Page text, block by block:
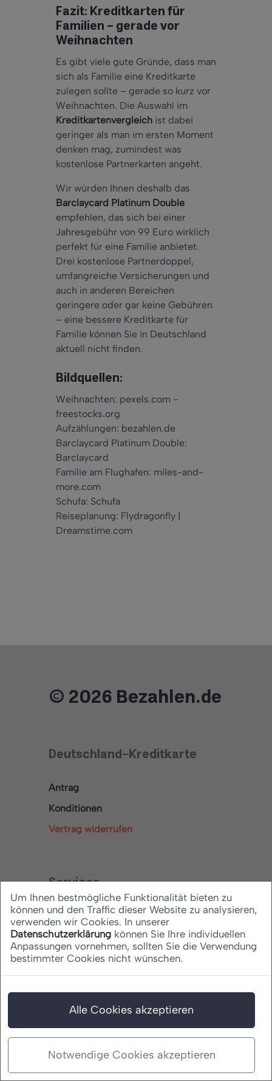
Fazit: Kreditkarten für
Familien – gerade vor
Weihnachten
Es gibt viele gute Gründe, dass man
sich als Familie eine Kreditkarte
zulegen sollte – gerade so kurz vor
Weihnachten. Die Auswahl im
Kreditkartenvergleich ist dabei
geringer als man im ersten Moment
denken mag, zumindest was
kostenlose Partnerkarten angeht.
Wir würden Ihnen deshalb das
Barclaycard Platinum Double
empfehlen, das sich bei einer
Jahresgebühr von 99 Euro wirklich
perfekt für eine Familie anbietet.
Drei kostenlose Partnerdoppel,
umfangreiche Versicherungen und
auch in anderen Bereichen
geringere oder gar keine Gebühren
– eine bessere Kreditkarte für
Familie können Sie in Deutschland
aktuell nicht finden.
Bildquellen:
Weihnachten: pexels.com -
freestocks.org
Aufzählungen: bezahlen.de
Barclaycard Platinum Double:
Barclaycard
Familie am Flughafen: miles-and-
more.com
Schufa: Schufa
Reiseplanung: Flydragonfly |
Dreamstime.com
© 2026 Bezahlen.de
Deutschland-Kreditkarte
Antrag
Konditionen
Vertrag widerrufen
Services
Lexikon
News
Ratgeber
Rechtliches
Um Ihnen bestmögliche Funktionalität bieten zu
können und den Traffic dieser Website zu analysieren,
verwenden wir Cookies. In unserer
Datenschutzerklärung können Sie Ihre individuellen
Anpassungen vornehmen, sollten Sie die Verwendung
bestimmter Cookies nicht wünschen.
Alle Cookies akzeptieren
Notwendige Cookies akzeptieren